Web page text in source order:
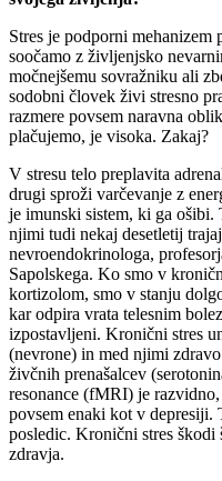
Stres je podporni
soočamo z življenjsko
močnejšemu sovražniku ali
sodobni človek živi stresno
razmere povsem naravna
plačujemo, je visoka. Zakaj?
V stresu telo preplavita
drugi sproži varčevanje z
je imunski sistem, ki ga ošibi.
njimi tudi nekaj desetletij
nevroendokrinologa,
Sapolskega. Ko smo v
kortizolom, smo v stanju
kar odpira vrata telesnim
izpostavljeni. Kronični stres
(nevrone) in med njimi
živčnih prenašalcev
resonance (fMRI) je
povsem enaki kot v depresiji.
posledic. Kronični stres škodi
zdravja.